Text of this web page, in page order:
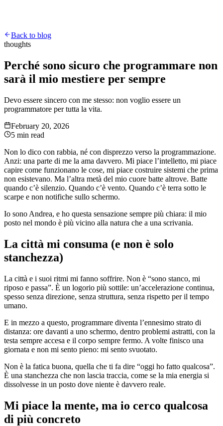
Back to blog
thoughts
Perché sono sicuro che programmare non
sarà il mio mestiere per sempre
Devo essere sincero con me stesso: non voglio essere un
programmatore per tutta la vita.
February 20, 2026
5 min read
Non lo dico con rabbia, né con disprezzo verso la programmazione.
Anzi: una parte di me la ama davvero. Mi piace l’intelletto, mi piace
capire come funzionano le cose, mi piace costruire sistemi che prima
non esistevano. Ma l’altra metà del mio cuore batte altrove. Batte
quando c’è silenzio. Quando c’è vento. Quando c’è terra sotto le
scarpe e non notifiche sullo schermo.
Io sono Andrea, e ho questa sensazione sempre più chiara: il mio
posto nel mondo è più vicino alla natura che a una scrivania.
La città mi consuma (e non è solo
stanchezza)
La città e i suoi ritmi mi fanno soffrire. Non è “sono stanco, mi
riposo e passa”. È un logorio più sottile: un’accelerazione continua,
spesso senza direzione, senza struttura, senza rispetto per il tempo
umano.
E in mezzo a questo, programmare diventa l’ennesimo strato di
distanza: ore davanti a uno schermo, dentro problemi astratti, con la
testa sempre accesa e il corpo sempre fermo. A volte finisco una
giornata e non mi sento pieno: mi sento svuotato.
Non è la fatica buona, quella che ti fa dire “oggi ho fatto qualcosa”.
È una stanchezza che non lascia traccia, come se la mia energia si
dissolvesse in un posto dove niente è davvero reale.
Mi piace la mente, ma io cerco qualcosa
di più concreto